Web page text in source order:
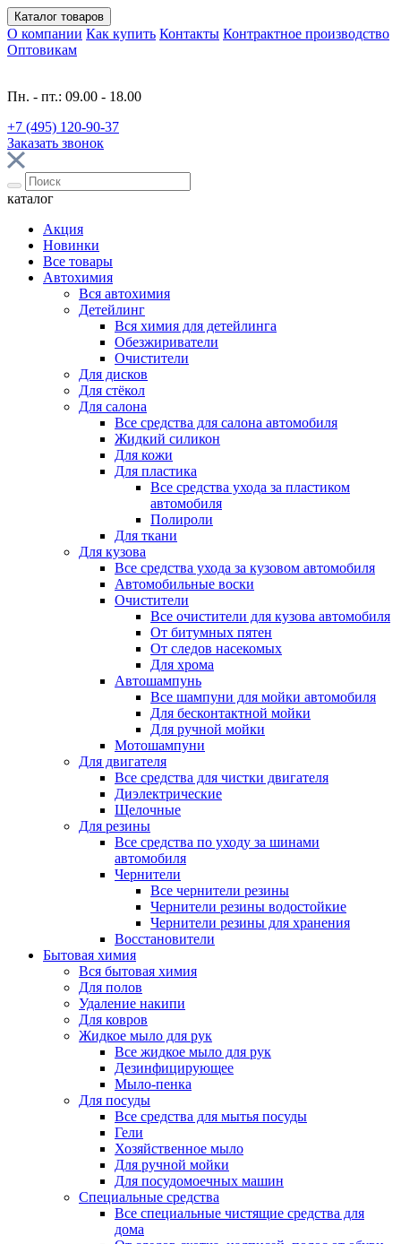
Каталог товаров
О компании Как купить Контакты Контрактное производство
Оптовикам
Пн. - пт.: 09.00 - 18.00
+7 (495) 120-90-37
Заказать звонок
каталог
Акция
Новинки
Все товары
Автохимия
Вся автохимия
Детейлинг
Вся химия для детейлинга
Обезжириватели
Очистители
Для дисков
Для стёкол
Для салона
Все средства для салона автомобиля
Жидкий силикон
Для кожи
Для пластика
Все средства ухода за пластиком
автомобиля
Полироли
Для ткани
Для кузова
Все средства ухода за кузовом автомобиля
Автомобильные воски
Очистители
Все очистители для кузова автомобиля
От битумных пятен
От следов насекомых
Для хрома
Автошампунь
Все шампуни для мойки автомобиля
Для бесконтактной мойки
Для ручной мойки
Мотошампуни
Для двигателя
Все средства для чистки двигателя
Диэлектрические
Щелочные
Для резины
Все средства по уходу за шинами
автомобиля
Чернители
Все чернители резины
Чернители резины водостойкие
Чернители резины для хранения
Восстановители
Бытовая химия
Вся бытовая химия
Для полов
Удаление накипи
Для ковров
Жидкое мыло для рук
Все жидкое мыло для рук
Дезинфицирующее
Мыло-пенка
Для посуды
Все средства для мытья посуды
Гели
Хозяйственное мыло
Для ручной мойки
Для посудомоечных машин
Специальные средства
Все специальные чистящие средства для
дома